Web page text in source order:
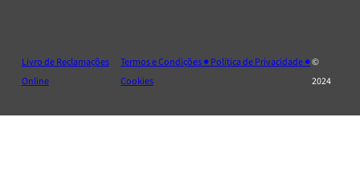
AR
Livro de Reclamações
Online
Termos e Condições ● Política de Privacidade ●
Cookies
©
2024